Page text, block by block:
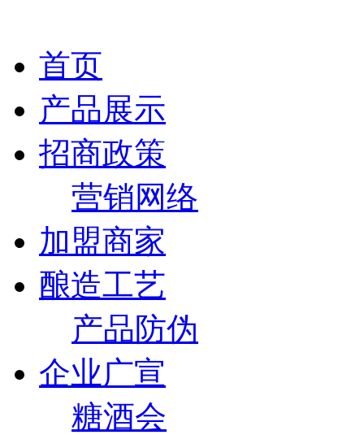
首页
产品展示
招商政策
营销网络
加盟商家
酿造工艺
产品防伪
企业广宣
糖酒会